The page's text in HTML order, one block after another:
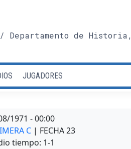
Departamento de Historia,
JUGADORES
1971 -00:00
C | FECHA 23
tiempo: 1-1